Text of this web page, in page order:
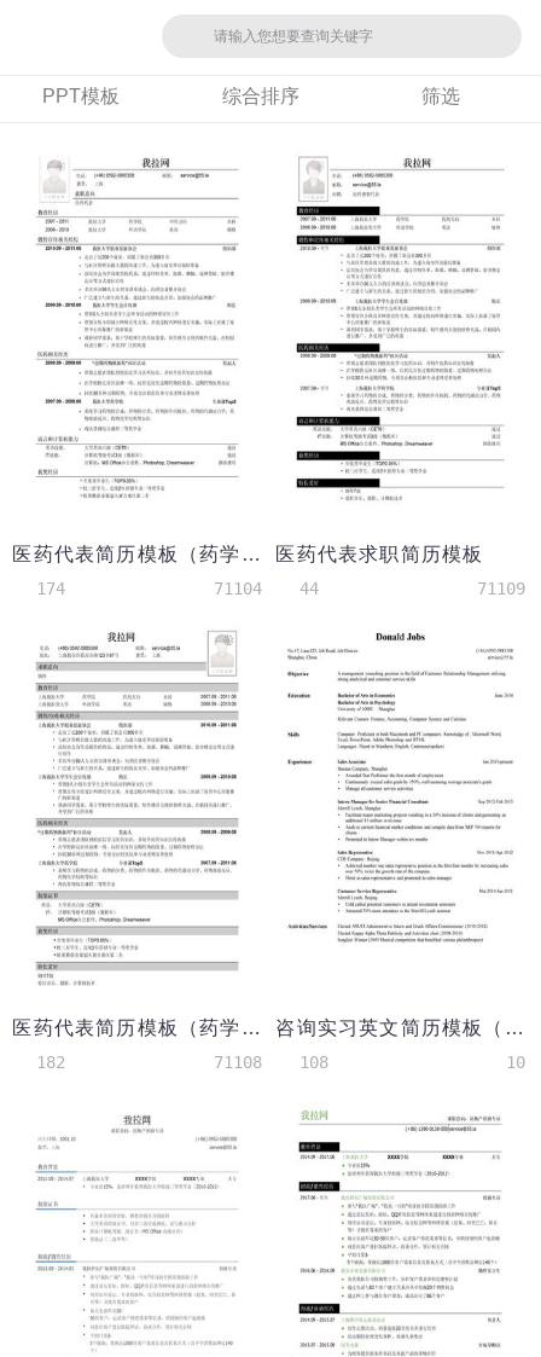
PPT模板 综合排序 筛选
医药代表简历模板（药学专业）
174 71104
医药代表求职简历模板
44 71109
医药代表简历模板（药学双学位）
182 71108
咨询实习英文简历模板（销售/客服类咨询项目）
108 10